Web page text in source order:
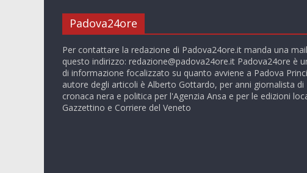
Padova24ore
Per contattare la redazione di Padova24ore.it manda una
questo indirizzo: redazione@padova24ore.it Padova24ore è
di informazione focalizzato su quanto avviene a Padova
autore degli articoli è Alberto Gottardo, per anni giornalista di
cronaca nera e politica per l'Agenzia Ansa e per le edizioni
Gazzettino e Corriere del Veneto